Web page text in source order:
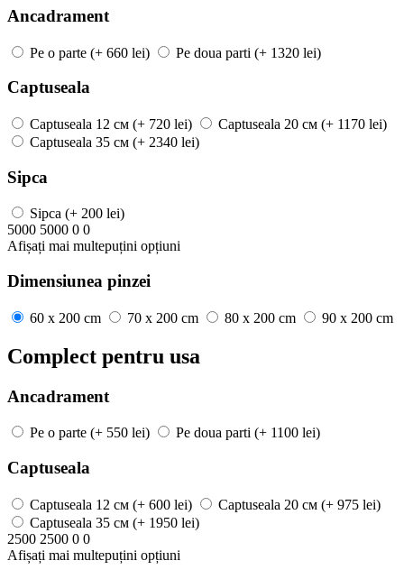
Ancadrament
Pe o parte (+ 660 lei) Pe doua parti (+ 1320 lei)
Captuseala
Captuseala 12 см (+ 720 lei) Captuseala 20 см (+ 1170 lei)
Captuseala 35 см (+ 2340 lei)
Sipca
Sipca (+ 200 lei)
5000 5000 0 0
Afișați mai multepuțini opțiuni
Dimensiunea pinzei
60 x 200 cm 70 x 200 cm 80 x 200 cm 90 x 200 cm
Complect pentru usa
Ancadrament
Pe o parte (+ 550 lei) Pe doua parti (+ 1100 lei)
Captuseala
Captuseala 12 см (+ 600 lei) Captuseala 20 см (+ 975 lei)
Captuseala 35 см (+ 1950 lei)
2500 2500 0 0
Afișați mai multepuțini opțiuni